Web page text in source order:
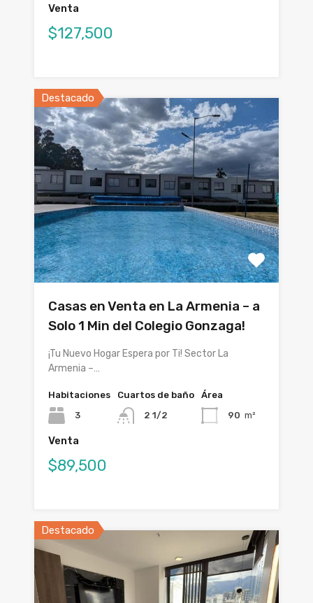
Venta
$127,500
Destacado
Casas en Venta en La Armenia – a
Solo 1 Min del Colegio Gonzaga!
¡Tu Nuevo Hogar Espera por Ti! Sector La
Armenia –…
Habitaciones
3
Cuartos de baño
2 1/2
Área
90 m²
Venta
$89,500
Destacado